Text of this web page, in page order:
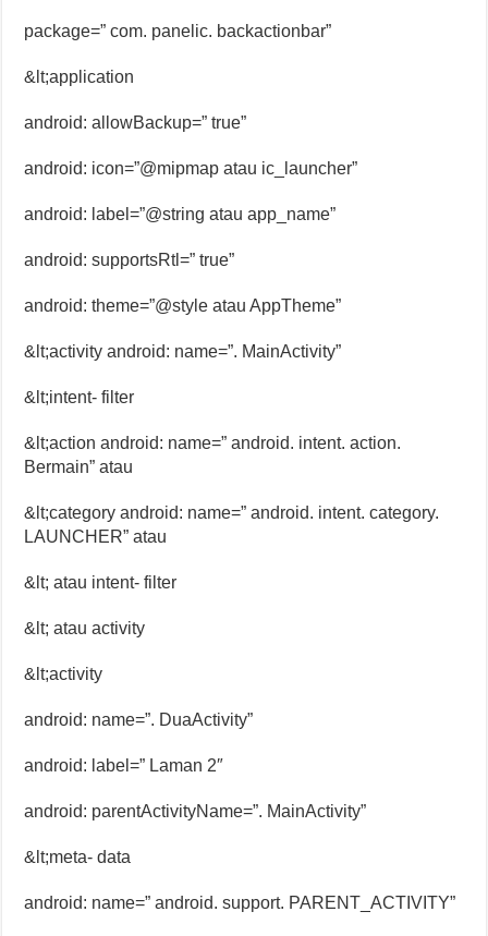
package=” com. panelic. backactionbar”
&lt;application
android: allowBackup=” true”
android: icon=”@mipmap atau ic_launcher”
android: label=”@string atau app_name”
android: supportsRtl=” true”
android: theme=”@style atau AppTheme”
&lt;activity android: name=”. MainActivity”
&lt;intent- filter
&lt;action android: name=” android. intent. action.
Bermain” atau
&lt;category android: name=” android. intent. category.
LAUNCHER” atau
&lt; atau intent- filter
&lt; atau activity
&lt;activity
android: name=”. DuaActivity”
android: label=” Laman 2″
android: parentActivityName=”. MainActivity”
&lt;meta- data
android: name=” android. support. PARENT_ACTIVITY”